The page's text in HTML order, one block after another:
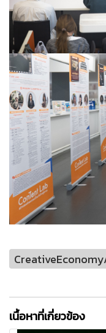
เนื้อหาที่เกี่ยวข้อง